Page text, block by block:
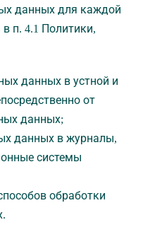
данных для каждой
п. 4.1 Политики,
данных в устной и
от
данных;
данных в журналы,
системы
обработки